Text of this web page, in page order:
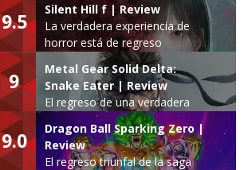
9.5
Silent Hill f | Review
La verdadera experiencia de
horror está de regreso
9
Metal Gear Solid Delta:
Snake Eater | Review
El regreso de una verdadera
leyenda
9.0
Dragon Ball Sparking Zero |
Review
El regreso triunfal de la saga